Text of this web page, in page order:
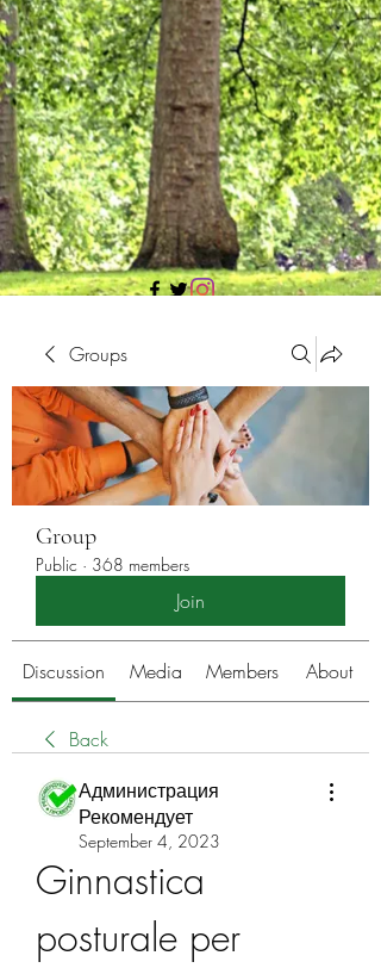
Groups
Group
Public · 368 members
Join
Discussion Media Members About
Back
Администрация
Рекомендует
September 4, 2023
Ginnastica
posturale per